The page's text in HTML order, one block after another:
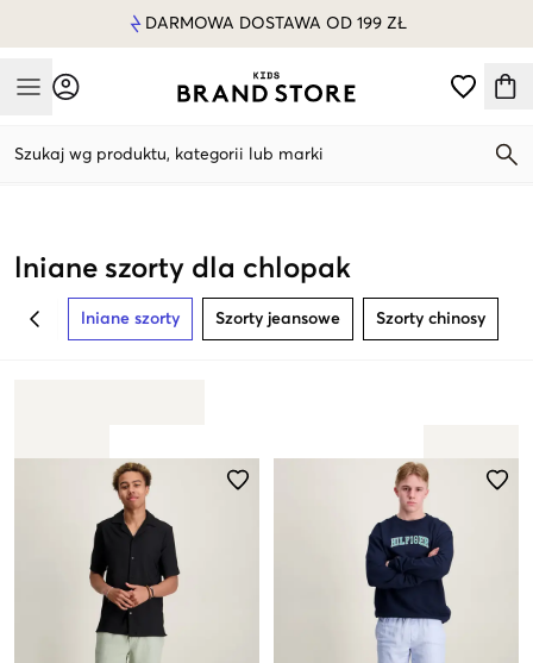
DARMOWA DOSTAWA OD 199 ZŁ
Mobile Menu
Szukaj wg produktu, kategorii lub marki
lniane szorty dla chlopak
BACK lniane szorty Szorty jeansowe Szorty chinosy